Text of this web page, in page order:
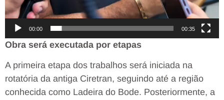
00:00 00:35
Obra será executada por etapas
A primeira etapa dos trabalhos será iniciada na
rotatória da antiga Ciretran, seguindo até a região
conhecida como Ladeira do Bode. Posteriormente, a